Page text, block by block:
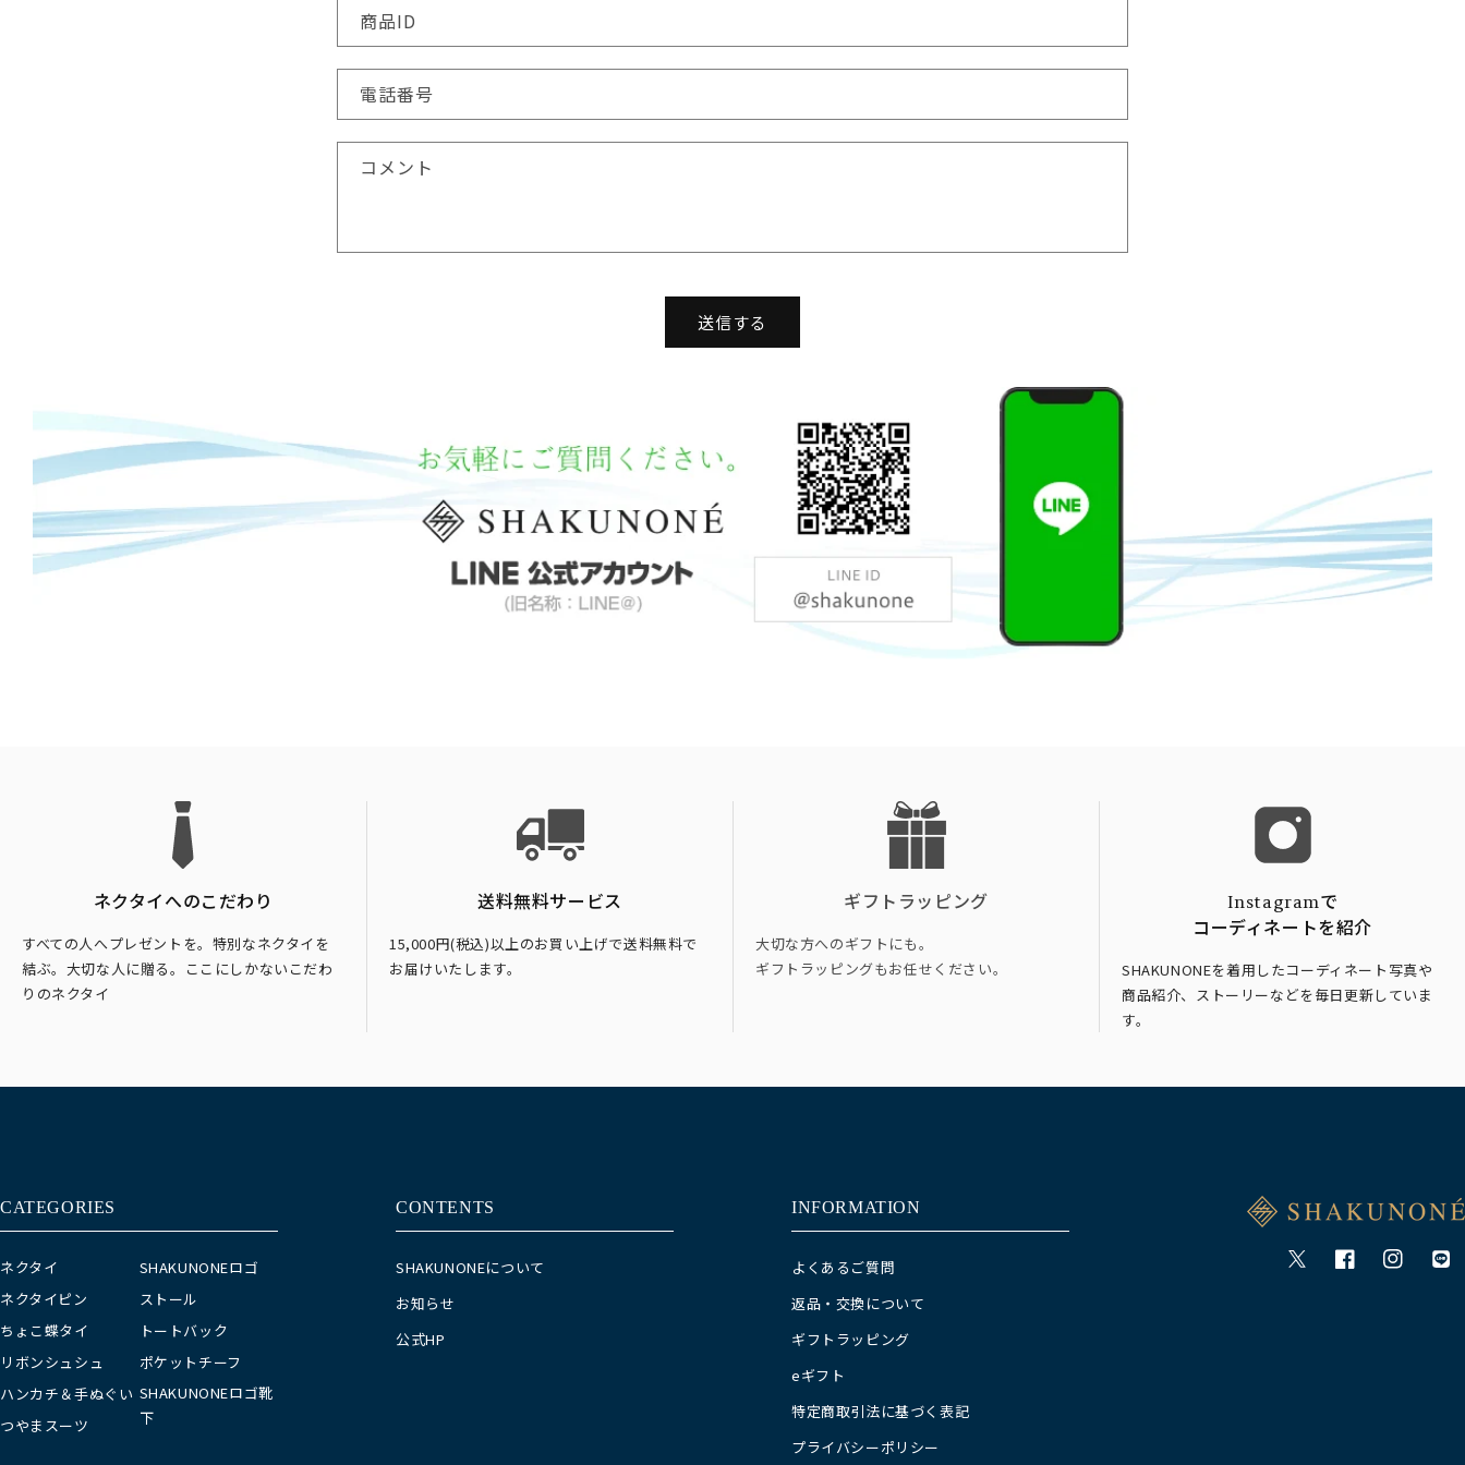
商品ID
電話番号
コメント
送信する
ネクタイへのこだわり
すべての人へプレゼントを。特別なネクタイを
結ぶ。大切な人に贈る。ここにしかないこだわ
りのネクタイ
送料無料サービス
15,000円(税込)以上のお買い上げで送料無料で
お届けいたします。
ギフトラッピング
大切な方へのギフトにも。
ギフトラッピングもお任せください。
Instagramで
コーディネートを紹介
SHAKUNONEを着用したコーディネート写真や
商品紹介、ストーリーなどを毎日更新していま
す。
CATEGORIES
ネクタイ
ネクタイピン
ちょこ蝶タイ
リボンシュシュ
ハンカチ＆手ぬぐい
つやまスーツ
SHAKUNONEロゴ
ストール
トートバック
ポケットチーフ
SHAKUNONEロゴ靴
下
CONTENTS
SHAKUNONEについて
お知らせ
公式HP
INFORMATION
よくあるご質問
返品・交換について
ギフトラッピング
eギフト
特定商取引法に基づく表記
プライバシーポリシー